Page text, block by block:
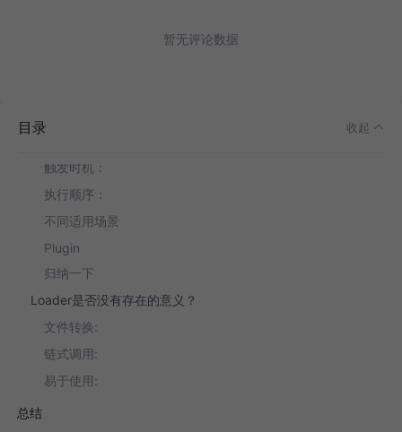
暂无评论数据
目录 收起
Webpack中 Loader 和 Plugin 的概念
触发时机：
执行顺序：
不同适用场景
Plugin
归纳一下
Loader是否没有存在的意义？
文件转换:
链式调用:
易于使用:
总结